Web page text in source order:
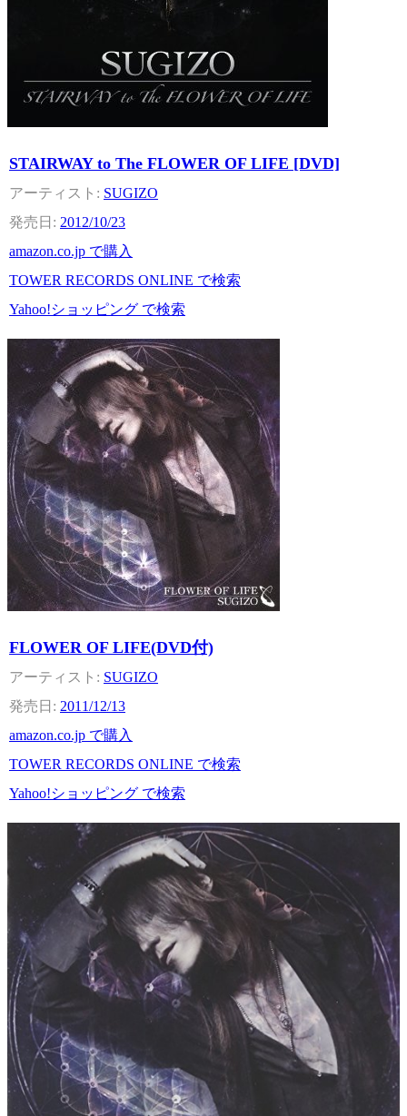
STAIRWAY to The FLOWER OF LIFE [DVD]
SUGIZO
2012/10/23
amazon.co.jp で購入
TOWER RECORDS ONLINE で検索
Yahoo!ショッピング で検索
FLOWER OF LIFE(DVD付)
SUGIZO
2011/12/13
amazon.co.jp で購入
TOWER RECORDS ONLINE で検索
Yahoo!ショッピング で検索